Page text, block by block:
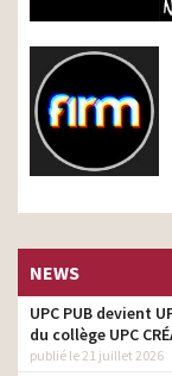
NEWS
UPC PUB devient
du collège UPC
publié le 21 juillet 2026